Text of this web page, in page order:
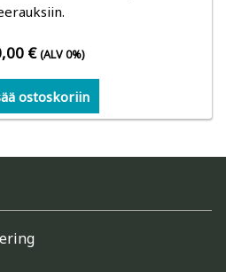
mittaukseen
lämpökamerat,
loggerit
rakenteiden ja
(betoni- ja
€ (ALV 0%)
ostoskoriin